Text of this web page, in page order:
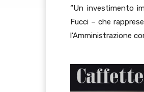
“Un investimento
Fucci – che
l’Amministrazione